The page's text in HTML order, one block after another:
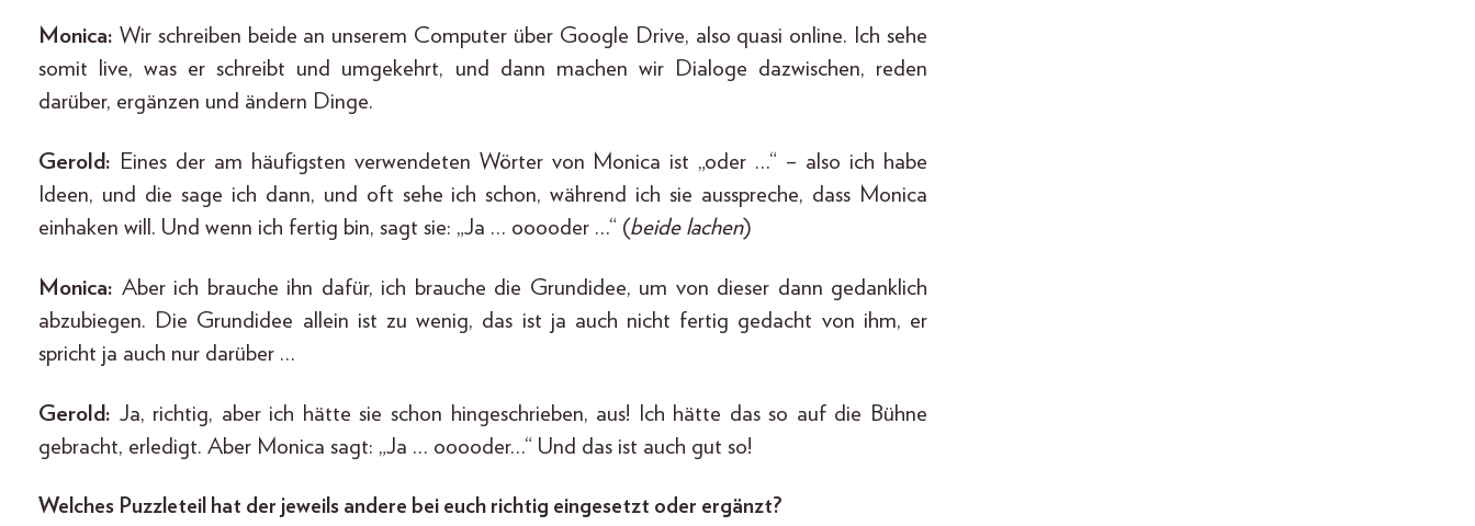
Monica: Wir schreiben beide an unserem Computer über Google Drive, also quasi online. Ich sehe
somit live, was er schreibt und umgekehrt, und dann machen wir Dialoge dazwischen, reden
darüber, ergänzen und ändern Dinge.
Gerold: Eines der am häufigsten verwendeten Wörter von Monica ist „oder …“ – also ich habe
Ideen, und die sage ich dann, und oft sehe ich schon, während ich sie ausspreche, dass Monica
einhaken will. Und wenn ich fertig bin, sagt sie: „Ja … ooooder …“ (beide lachen)
Monica: Aber ich brauche ihn dafür, ich brauche die Grundidee, um von dieser dann gedanklich
abzubiegen. Die Grundidee allein ist zu wenig, das ist ja auch nicht fertig gedacht von ihm, er
spricht ja auch nur darüber …
Gerold: Ja, richtig, aber ich hätte sie schon hingeschrieben, aus! Ich hätte das so auf die Bühne
gebracht, erledigt. Aber Monica sagt: „Ja … ooooder…“ Und das ist auch gut so!
Welches Puzzleteil hat der jeweils andere bei euch richtig eingesetzt oder ergänzt?